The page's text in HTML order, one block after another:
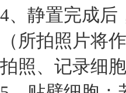
4、静置完成后
（所拍照片将
拍照、记录细